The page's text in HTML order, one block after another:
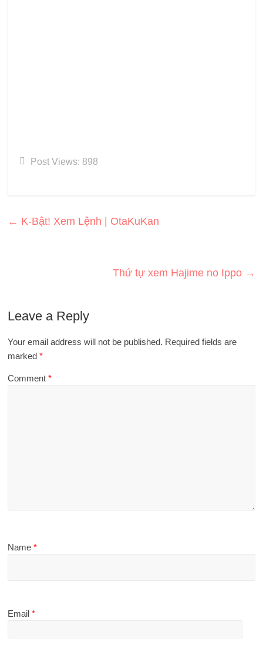
Post Views: 898
← K-Bật! Xem Lệnh | OtaKuKan
Thứ tự xem Hajime no Ippo →
Leave a Reply
Your email address will not be published. Required fields are
marked*
Comment*
Name*
Email*